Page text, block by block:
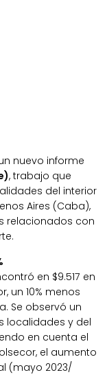
nuevo informe
, trabajo que
del interior
Aires (Caba),
relacionados con
en $9.517 en
un 10% menos
Se observó un
localidades y del
en cuenta el
el aumento
(mayo 2023/